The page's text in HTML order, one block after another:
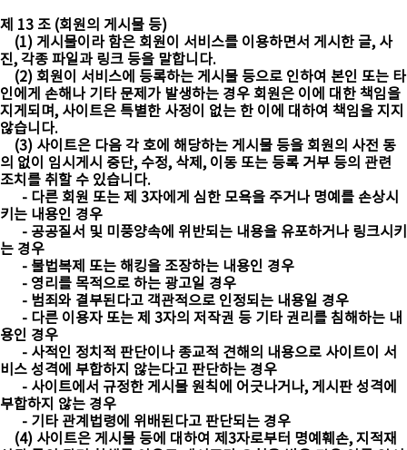
제 13 조 (회원의 게시물 등)
(1) 게시물이라 함은 회원이 서비스를 이용하면서 게시한 글, 사
진, 각종 파일과 링크 등을 말합니다.
(2) 회원이 서비스에 등록하는 게시물 등으로 인하여 본인 또는 타
인에게 손해나 기타 문제가 발생하는 경우 회원은 이에 대한 책임을
지게되며, 사이트은 특별한 사정이 없는 한 이에 대하여 책임을 지지
않습니다.
(3) 사이트은 다음 각 호에 해당하는 게시물 등을 회원의 사전 동
의 없이 임시게시 중단, 수정, 삭제, 이동 또는 등록 거부 등의 관련
조치를 취할 수 있습니다.
- 다른 회원 또는 제 3자에게 심한 모욕을 주거나 명예를 손상시
키는 내용인 경우
- 공공질서 및 미풍양속에 위반되는 내용을 유포하거나 링크시키
는 경우
- 불법복제 또는 해킹을 조장하는 내용인 경우
- 영리를 목적으로 하는 광고일 경우
- 범죄와 결부된다고 객관적으로 인정되는 내용일 경우
- 다른 이용자 또는 제 3자의 저작권 등 기타 권리를 침해하는 내
용인 경우
- 사적인 정치적 판단이나 종교적 견해의 내용으로 사이트이 서
비스 성격에 부합하지 않는다고 판단하는 경우
- 사이트에서 규정한 게시물 원칙에 어긋나거나, 게시판 성격에
부합하지 않는 경우
- 기타 관계법령에 위배된다고 판단되는 경우
(4) 사이트은 게시물 등에 대하여 제3자로부터 명예훼손, 지적재